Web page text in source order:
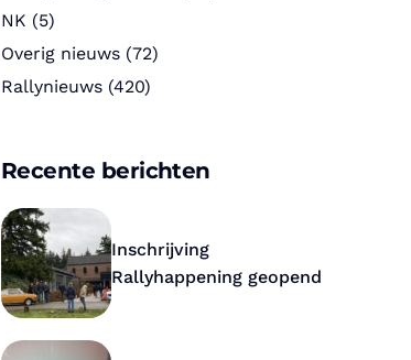
NK (5)
Overig nieuws (72)
Rallynieuws (420)
Recente berichten
Inschrijving
Rallyhappening geopend